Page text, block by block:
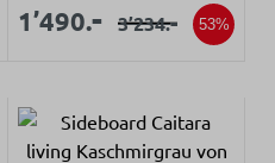
Verkaufspreis:
Verkaufspreis:
1’490.- Regulärer Preis:
3’234.- 53%